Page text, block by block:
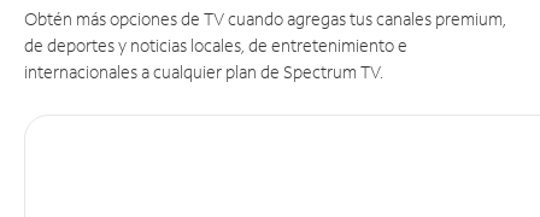
Obtén más opciones de TV cuando agregas tus canales premium,
de deportes y noticias locales, de entretenimiento e
internacionales a cualquier plan de Spectrum TV.